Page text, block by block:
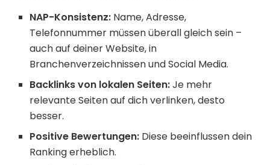
NAP-Konsistenz: Name, Adresse,
Telefonnummer müssen überall gleich sein –
auch auf deiner Website, in
Branchenverzeichnissen und Social Media.
Backlinks von lokalen Seiten:Je mehr
relevante Seiten auf dich verlinken, desto
besser.
Positive Bewertungen: Diese beeinflussen dein
Ranking erheblich.